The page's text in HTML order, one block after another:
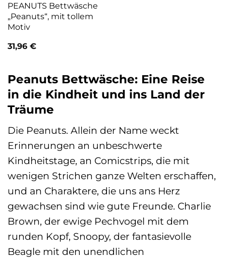
PEANUTS Bettwäsche
„Peanuts“, mit tollem
Motiv
31,96 €
Peanuts Bettwäsche: Eine Reise
in die Kindheit und ins Land der
Träume
Die Peanuts. Allein der Name weckt
Erinnerungen an unbeschwerte
Kindheitstage, an Comicstrips, die mit
wenigen Strichen ganze Welten erschaffen,
und an Charaktere, die uns ans Herz
gewachsen sind wie gute Freunde. Charlie
Brown, der ewige Pechvogel mit dem
runden Kopf, Snoopy, der fantasievolle
Beagle mit den unendlichen